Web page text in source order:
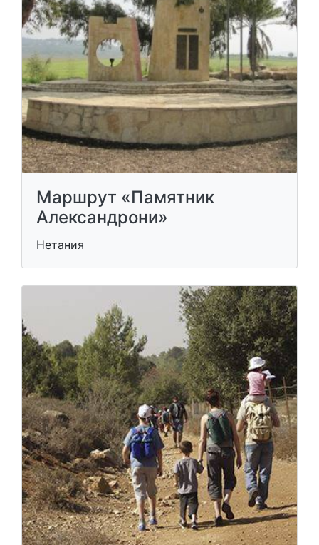
Маршрут «Памятник
Александрони»
Нетания